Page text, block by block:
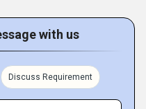
are acknowledged for
high efficiency, power saving
with us
Discuss Requirement